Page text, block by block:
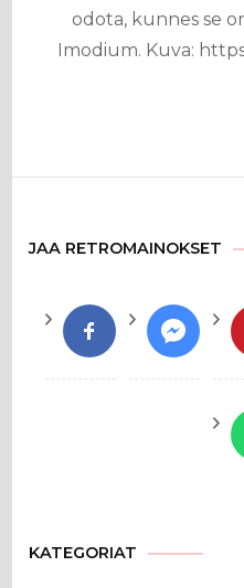
odota, kunnes se
Imodium. Kuva:
JAA RETROMAINOKSET
KATEGORIAT